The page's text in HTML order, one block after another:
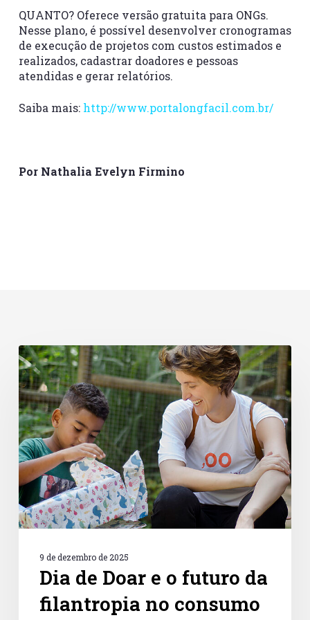
QUANTO? Oferece versão gratuita para ONGs.
Nesse plano, é possível desenvolver cronogramas
de execução de projetos com custos estimados e
realizados, cadastrar doadores e pessoas
atendidas e gerar relatórios.
Saiba mais: http://www.portalongfacil.com.br/
Por Nathalia Evelyn Firmino
Dia
de
Doar
e
o
futuro
da
filantropia
no
consumo
digital
9 de dezembro de 2025
Dia de Doar e o futuro da
filantropia no consumo